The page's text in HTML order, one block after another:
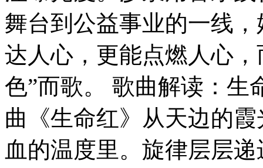
舞台到公益事业的一线
达人心，更能点燃人心
色”而歌。 歌曲解读：生
曲《生命红》从天边的
血的温度里。旋律层层